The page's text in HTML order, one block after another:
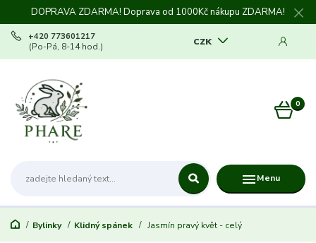
DOPRAVA ZDARMA! Doprava od 1000Kč nákupu ZDARMA!
Menu
CZK
+420 773601217
(Po-Pá, 8-14 hod.)
0
Bylinky Klidný spánek Jasmín pravý květ - celý